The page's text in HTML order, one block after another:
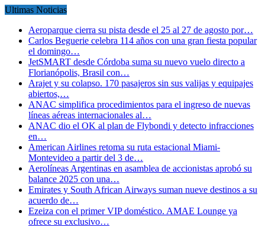
Ultimas Noticias
Aeroparque cierra su pista desde el 25 al 27 de agosto por…
Carlos Beguerie celebra 114 años con una gran fiesta popular
el domingo…
JetSMART desde Córdoba suma su nuevo vuelo directo a
Florianópolis, Brasil con…
Arajet y su colapso. 170 pasajeros sin sus valijas y equipajes
abiertos,…
ANAC simplifica procedimientos para el ingreso de nuevas
líneas aéreas internacionales al…
ANAC dio el OK al plan de Flybondi y detecto infracciones
en…
American Airlines retoma su ruta estacional Miami-
Montevideo a partir del 3 de…
Aerolíneas Argentinas en asamblea de accionistas aprobó su
balance 2025 con una…
Emirates y South African Airways suman nueve destinos a su
acuerdo de…
Ezeiza con el primer VIP doméstico. AMAE Lounge ya
ofrece su exclusivo…